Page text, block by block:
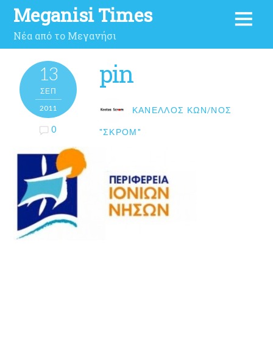
Meganisi Times
Νέα από το Μεγανήσι
13
ΣΕΠ
2011
0
pin
ΚΑΝΈΛΛΟΣ ΚΩΝ/ΝΟΣ
"ΣΚΡΟΜ"